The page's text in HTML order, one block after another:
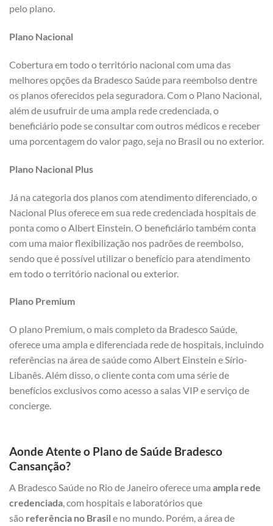
pelo plano.
Plano Nacional
Cobertura em todo o território nacional com uma das
melhores opções da Bradesco Saúde para reembolso dentre
os planos oferecidos pela seguradora. Com o Plano Nacional,
além de usufruir de uma ampla rede credenciada, o
beneficiário pode se consultar com outros médicos e receber
uma porcentagem do valor pago, seja no Brasil ou no exterior.
Plano Nacional Plus
Já na categoria dos planos com atendimento diferenciado, o
Nacional Plus oferece em sua rede credenciada hospitais de
ponta como o Albert Einstein. O beneficiário também conta
com uma maior flexibilização nos padrões de reembolso,
sendo que é possível utilizar o benefício para atendimento
em todo o território nacional ou exterior.
Plano Premium
O plano Premium, o mais completo da Bradesco Saúde,
oferece uma ampla e diferenciada rede de hospitais, incluindo
referências na área de saúde como Albert Einstein e Sírio-
Libanês. Além disso, o cliente conta com uma série de
benefícios exclusivos como acesso a salas VIP e serviço de
concierge.
Aonde Atente o Plano de Saúde Bradesco
Cansanção?
A Bradesco Saúde no Rio de Janeiro oferece uma ampla rede
credenciada , com hospitais e laboratórios que
são referência no Brasil e no mundo. Porém, a área de